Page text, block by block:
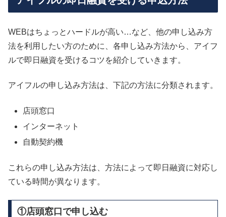
WEBはちょっとハードルが高い…など、他の申し込み方
法を利用したい方のために、各申し込み方法から、アイフ
ルで即日融資を受けるコツを紹介していきます。
アイフルの申し込み方法は、下記の方法に分類されます。
店頭窓口
インターネット
自動契約機
これらの申し込み方法は、方法によって即日融資に対応し
ている時間が異なります。
①店頭窓口で申し込む